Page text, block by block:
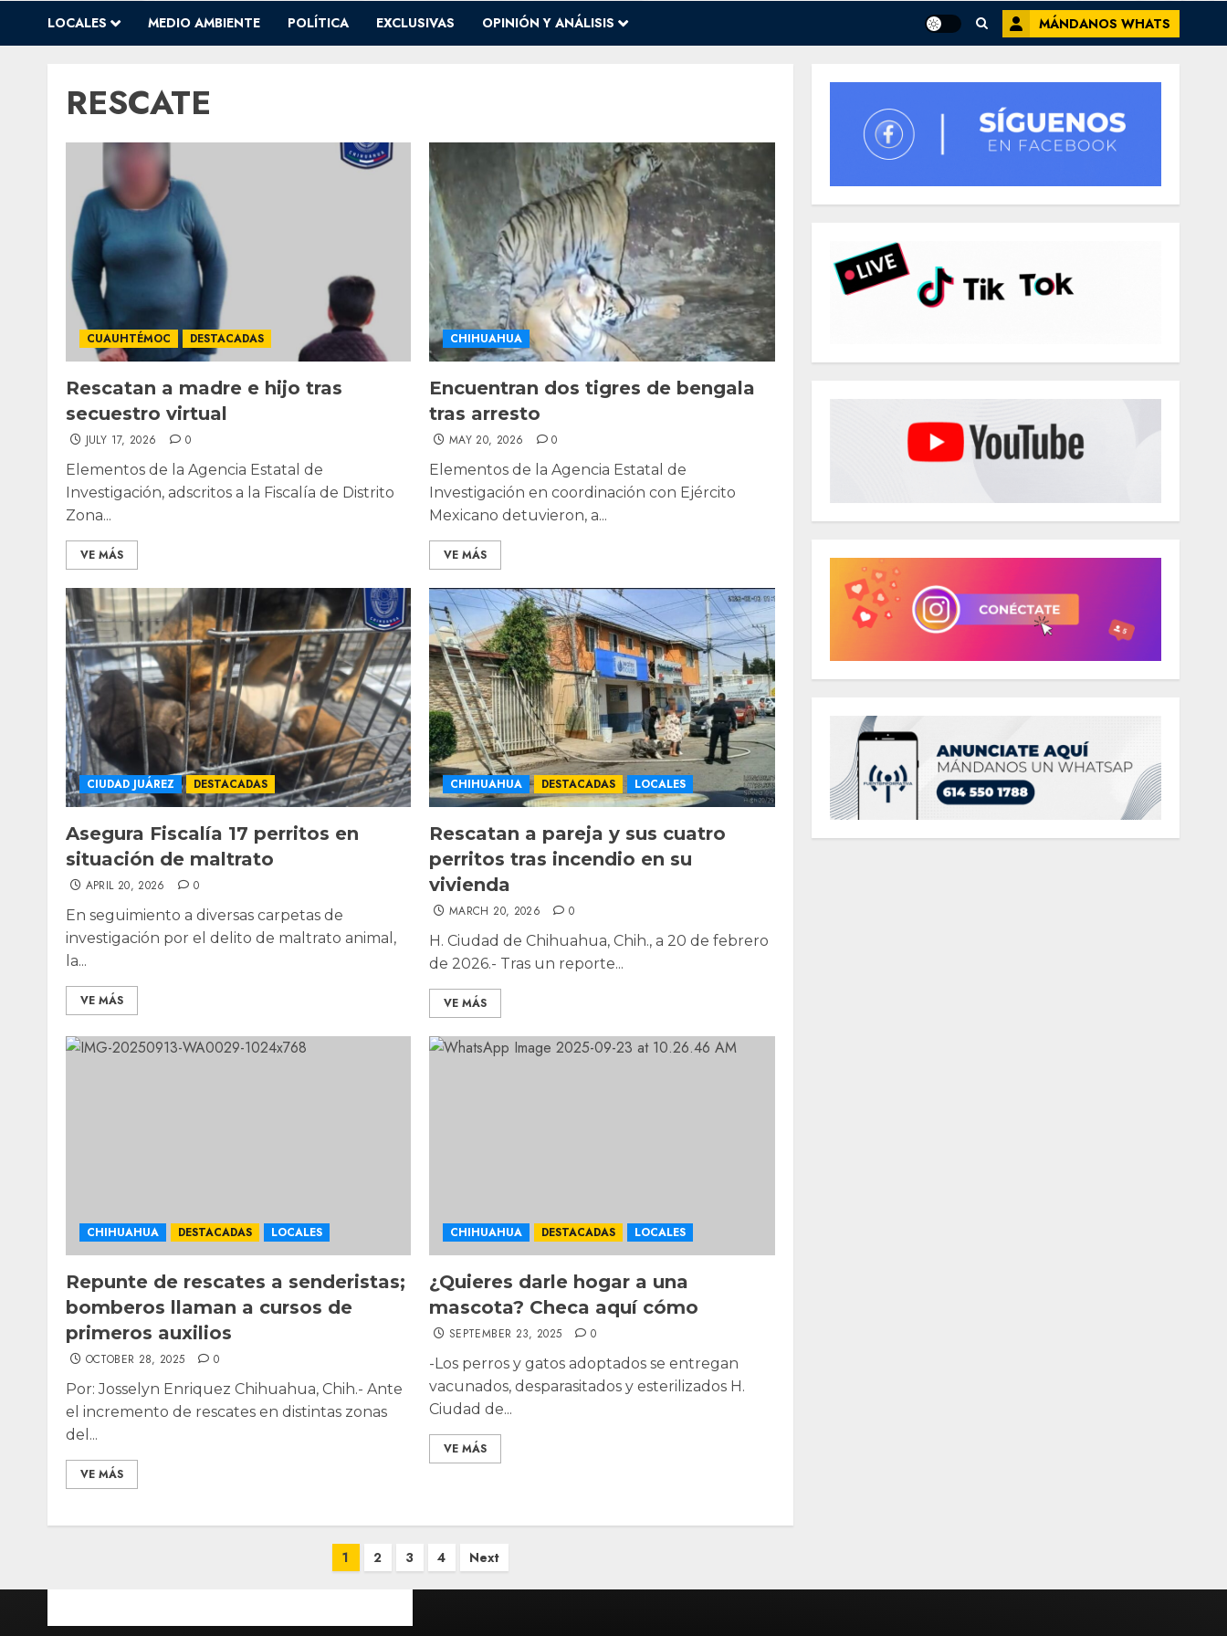
LOCALES MEDIO AMBIENTE POLÍTICA EXCLUSIVAS OPINIÓN Y ANÁLISIS MÁNDANOS WHATS
RESCATE
CUAUHTÉMOC DESTACADAS
Rescatan a madre e hijo tras
secuestro virtual
JULY 17, 2026 0
Elementos de la Agencia Estatal de
Investigación, adscritos a la Fiscalía de Distrito
Zona...
VE MÁS
CHIHUAHUA
Encuentran dos tigres de bengala
tras arresto
MAY 20, 2026 0
Elementos de la Agencia Estatal de
Investigación en coordinación con Ejército
Mexicano detuvieron, a...
VE MÁS
CIUDAD JUÁREZ DESTACADAS
Asegura Fiscalía 17 perritos en
situación de maltrato
APRIL 20, 2026 0
En seguimiento a diversas carpetas de
investigación por el delito de maltrato animal,
la...
VE MÁS
CHIHUAHUA DESTACADAS LOCALES
Rescatan a pareja y sus cuatro
perritos tras incendio en su
vivienda
MARCH 20, 2026 0
H. Ciudad de Chihuahua, Chih., a 20 de febrero
de 2026.- Tras un reporte...
VE MÁS
CHIHUAHUA DESTACADAS LOCALES
Repunte de rescates a senderistas;
bomberos llaman a cursos de
primeros auxilios
OCTOBER 28, 2025 0
Por: Josselyn Enriquez Chihuahua, Chih.- Ante
el incremento de rescates en distintas zonas
del...
VE MÁS
CHIHUAHUA DESTACADAS LOCALES
¿Quieres darle hogar a una
mascota? Checa aquí cómo
SEPTEMBER 23, 2025 0
-Los perros y gatos adoptados se entregan
vacunados, desparasitados y esterilizados H.
Ciudad de...
VE MÁS
pagination
1 2 3 4 Next